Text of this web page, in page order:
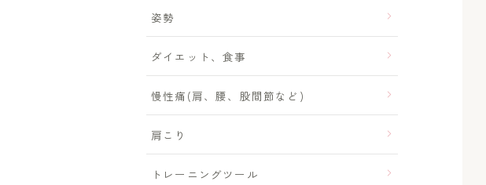
姿勢
ダイエット、食事
慢性痛(肩、腰、股間節など)
肩こり
トレーニングツール